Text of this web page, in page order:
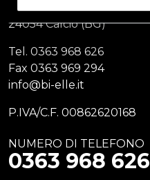
Via Chiesa Vecchia, 19
24054 Calcio (BG)
Tel. 0363 968 626
Fax 0363 969 294
info@bi-elle.it
P.IVA/C.F. 00862620168
NUMERO DI TELEFONO
0363 968 626